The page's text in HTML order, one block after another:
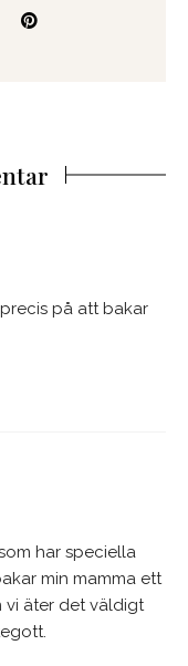
på att bakar
har speciella
min mamma ett
vi äter det väldigt